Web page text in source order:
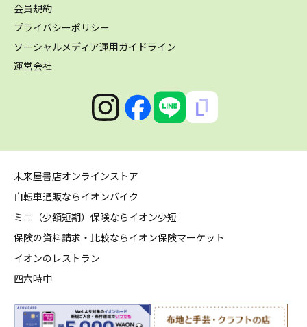
会員規約
プライバシーポリシー
ソーシャルメディア運用ガイドライン
運営会社
未来屋書店オンラインストア
自転車通販ならイオンバイク
ミニ（少額短期）保険ならイオン少短
保険の資料請求・比較ならイオン保険マーケット
イオンのレストラン
四六時中